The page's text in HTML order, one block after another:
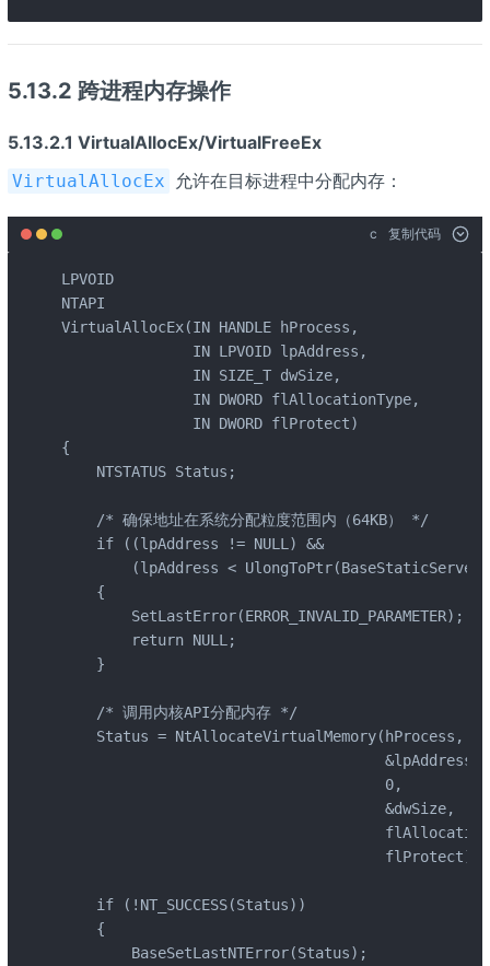
5.13.2 跨进程内存操作
5.13.2.1 VirtualAllocEx/VirtualFreeEx
VirtualAllocEx 允许在目标进程中分配内存：
c 复制代码
LPVOID
NTAPI
VirtualAllocEx(IN HANDLE hProcess,
               IN LPVOID lpAddress,
               IN SIZE_T dwSize,
               IN DWORD flAllocationType,
               IN DWORD flProtect)
{
    NTSTATUS Status;
    /* 确保地址在系统分配粒度范围内（64KB） */
    if ((lpAddress != NULL) &&
(lpAddress <
    {
        SetLastError(ERROR_INVALID_PARAMETER);
        return NULL;
    }
    /* 调用内核API分配内存 */
    Status = NtAllocateVirtualMemory(hProcess,
                                     &lpAddress,
                                     0,
                                     &dwSize,
                                     flProtect);
    if (!NT_SUCCESS(Status))
    {
        BaseSetLastNTError(Status);